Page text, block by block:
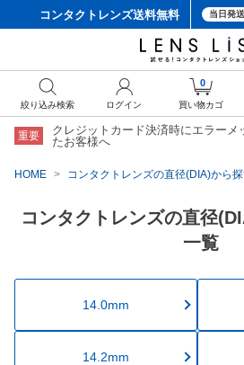
コンタクトレンズ送料無料 当日発送
重要
クレジットカード決済時にエラーメ
たお客様へ
HOME コンタクトレンズの直径(DIA)から
コンタクトレンズの直径
一覧
14.0mm
14.2mm
絞り込み検索 ログイン
0
買い物カゴ